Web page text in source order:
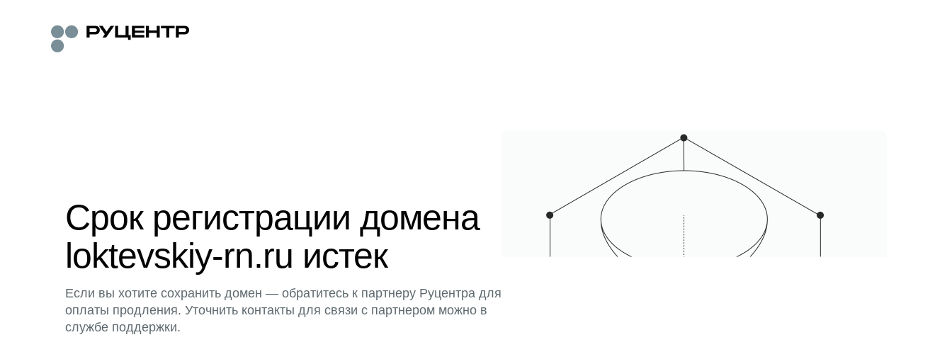
Срок регистрации домена
loktevskiy-rn.ru истек
Если вы хотите сохранить домен — обратитесь к партнеру Руцентра для
оплаты продления. Уточнить контакты для связи с партнером можно в
службе поддержки.